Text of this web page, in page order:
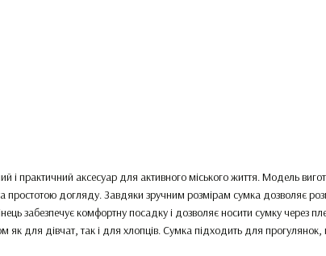
і практичний аксесуар для активного міського життя. Модель
простотою догляду. Завдяки зручним розмірам сумка дозволяє
забезпечує комфортну посадку і дозволяє носити сумку через
для дівчат, так і для хлопців. Сумка підходить для прогулянок,